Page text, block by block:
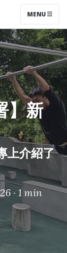
MENU
】新
上介紹了
· 1 min